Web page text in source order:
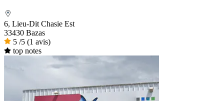
6, Lieu-Dit Chasie Est
33430 Bazas
5 /5 (1 avis)
top notes